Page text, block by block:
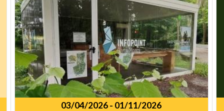
03/04/2026- 01/11/2026